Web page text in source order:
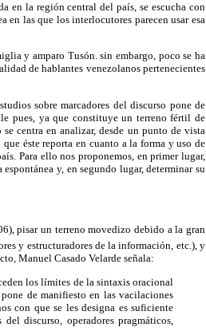
en la región central del país, se escucha con
en las que los interlocutores parecen usar esa
y amparo Tusón. sin embargo, poco se ha
de hablantes venezolanos pertenecientes
sobre marcadores del discurso pone de
pues, ya que constituye un terreno fértil de
centra en analizar, desde un punto de vista
éste reporta en cuanto a la forma y uso de
Para ello nos proponemos, en primer lugar,
y, en segundo lugar, determinar su
pisar un terreno movedizo debido a la gran
y estructuradores de la información, etc.), y
Manuel Casado Velarde señala:
los límites de la sintaxis oracional
de manifiesto en las vacilaciones
con que se les designa es suficiente
discurso, operadores pragmáticos,